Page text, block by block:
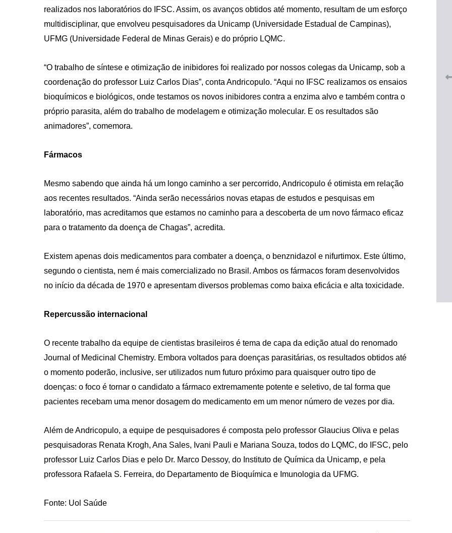
realizados nos laboratórios do IFSC. Assim, os avanços obtidos até momento, resultam de um esforço
multidisciplinar, que envolveu pesquisadores da Unicamp (Universidade Estadual de Campinas),
UFMG (Universidade Federal de Minas Gerais) e do próprio LQMC.
“O trabalho de síntese e otimização de inibidores foi realizado por nossos colegas da Unicamp, sob a
coordenação do professor Luiz Carlos Dias”, conta Andricopulo. “Aqui no IFSC realizamos os ensaios
bioquímicos e biológicos, onde testamos os novos inibidores contra a enzima alvo e também contra o
próprio parasita, além do trabalho de modelagem e otimização molecular. E os resultados são
animadores”, comemora.
Fármacos
Mesmo sabendo que ainda há um longo caminho a ser percorrido, Andricopulo é otimista em relação
aos recentes resultados. “Ainda serão necessários novas etapas de estudos e pesquisas em
laboratório, mas acreditamos que estamos no caminho para a descoberta de um novo fármaco eficaz
para o tratamento da doença de Chagas”, acredita.
Existem apenas dois medicamentos para combater a doença, o benznidazol e nifurtimox. Este último,
segundo o cientista, nem é mais comercializado no Brasil. Ambos os fármacos foram desenvolvidos
no início da década de 1970 e apresentam diversos problemas como baixa eficácia e alta toxicidade.
Repercussão internacional
O recente trabalho da equipe de cientistas brasileiros é tema de capa da edição atual do renomado
Journal of Medicinal Chemistry. Embora voltados para doenças parasitárias, os resultados obtidos até
o momento poderão, inclusive, ser utilizados num futuro próximo para quaisquer outro tipo de
doenças: o foco é tornar o candidato a fármaco extremamente potente e seletivo, de tal forma que
pacientes recebam uma menor dosagem do medicamento em um menor número de vezes por dia.
Além de Andricopulo, a equipe de pesquisadores é composta pelo professor Glaucius Oliva e pelas
pesquisadoras Renata Krogh, Ana Sales, Ivani Pauli e Mariana Souza, todos do LQMC, do IFSC, pelo
professor Luiz Carlos Dias e pelo Dr. Marco Dessoy, do Instituto de Química da Unicamp, e pela
professora Rafaela S. Ferreira, do Departamento de Bioquímica e Imunologia da UFMG.
Fonte: Uol Saúde
CRF-AL reforça importância do
farmacêutico em nova resolução
da Anvisa sobre medicamentos à
29 de janeiro de 2026
CRF-AL renova parceria com
26 de maio de 2026